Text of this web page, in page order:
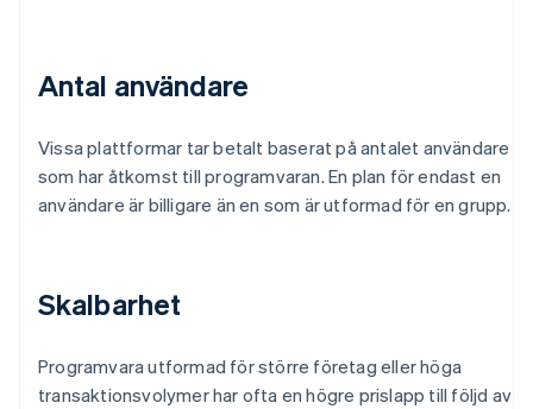
Antal användare
Vissa plattformar tar betalt baserat på antalet användare
som har åtkomst till programvaran. En plan för endast en
användare är billigare än en som är utformad för en grupp.
Skalbarhet
Programvara utformad för större företag eller höga
transaktionsvolymer har ofta en högre prislapp till följd av